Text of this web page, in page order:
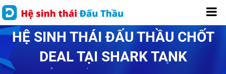
HỆ SINH THÁI ĐẤU THẦU CHỐT
DEAL TẠI SHARK TANK